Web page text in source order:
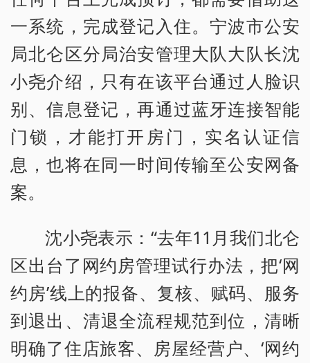
一系统，完成登记入住。宁波市公安
局北仑区分局治安管理大队大队长沈
小尧介绍，只有在该平台通过人脸识
别、信息登记，再通过蓝牙连接智能
门锁，才能打开房门，实名认证信
息，也将在同一时间传输至公安网备
案。
沈小尧表示：“去年11月我们北仑
区出台了网约房管理试行办法，把‘网
约房’线上的报备、复核、赋码、服务
到退出、清退全流程规范到位，清晰
明确了住店旅客、房屋经营户、‘网约